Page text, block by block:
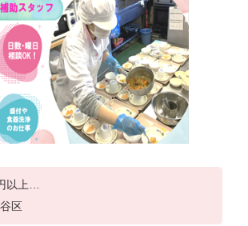
以上
スタート時給は変動します。
区